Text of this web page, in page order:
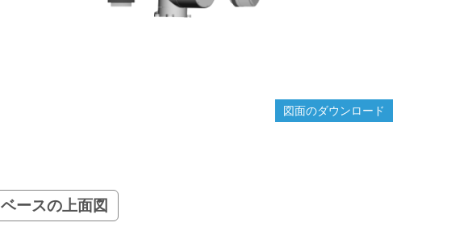
図面のダウンロード
ベースの上面図